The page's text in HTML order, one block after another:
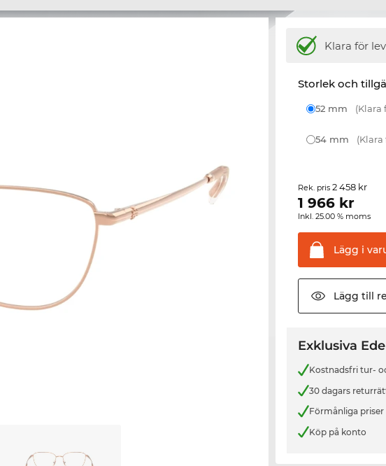
Klara för
Storlek och
52 mm (Klara
54 mm
Rek. pris2 458 kr
1 966 kr
Inkl. 25.00 % moms
Lägg i
Lägg till
Exklusiva
Kostnadsfri tur-
30 dagars
Förmånliga priser
Köp på konto